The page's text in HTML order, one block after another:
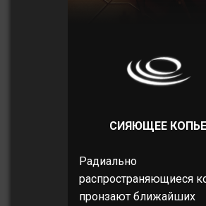
СИЯЮЩЕЕ КОПЬЕ
Радиально
распространяющиеся
пронзают ближайших